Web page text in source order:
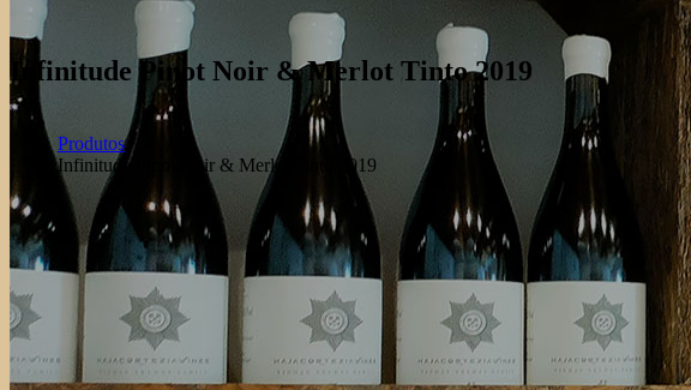
Infinitude Pinot Noir & Merlot Tinto 2019
Produtos
Infinitude Pinot Noir & Merlot Tinto 2019